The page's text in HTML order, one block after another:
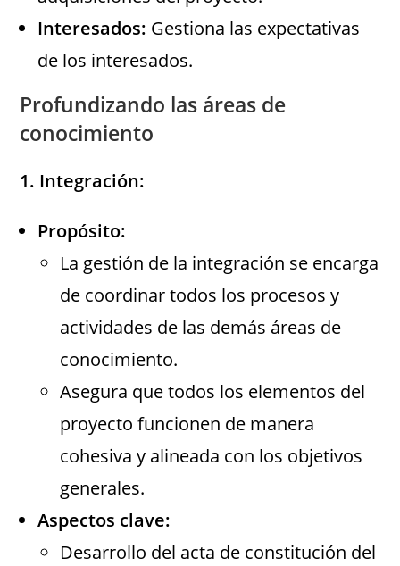
Interesados: Gestiona las expectativas
de los interesados.
Profundizando las áreas de
conocimiento
1. Integración:
Propósito:
La gestión de la integración se encarga
de coordinar todos los procesos y
actividades de las demás áreas de
conocimiento.
Asegura que todos los elementos del
proyecto funcionen de manera
cohesiva y alineada con los objetivos
generales.
Aspectos clave:
Desarrollo del acta de constitución del